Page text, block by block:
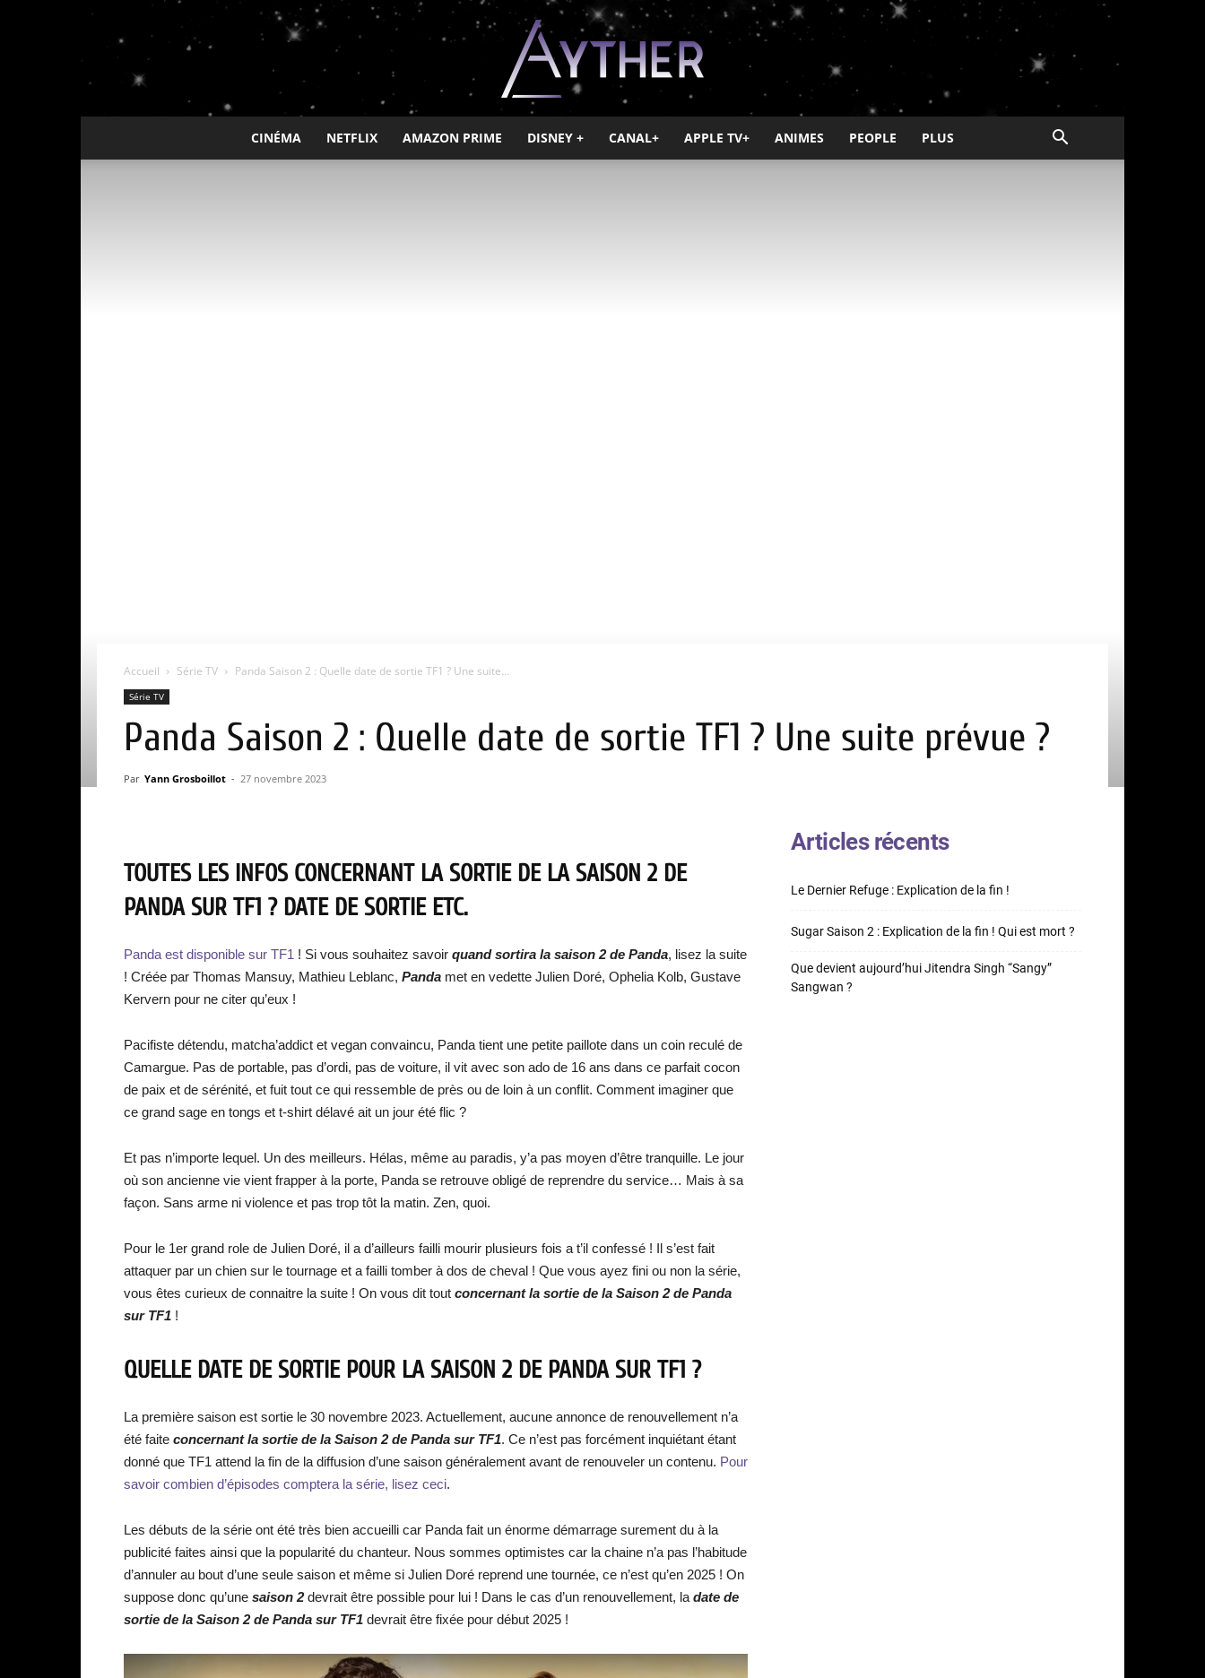
Ayther
CINÉMA NETFLIX AMAZON PRIME DISNEY + CANAL+ APPLE TV+ ANIMES PEOPLE PLUS
Accueil Série TV Panda Saison 2 : Quelle date de sortie TF1 ? Une suite...
Série TV
Panda Saison 2 : Quelle date de sortie TF1 ? Une suite prévue ?
Par Yann Grosboillot - 27 novembre 2023
TOUTES LES INFOS CONCERNANT LA SORTIE DE LA SAISON 2 DE
PANDA SUR TF1 ? DATE DE SORTIE ETC.
Panda est disponible sur TF1 ! Si vous souhaitez savoir quand sortira la saison 2 de Panda, lisez la suite
! Créée par Thomas Mansuy, Mathieu Leblanc, Panda met en vedette Julien Doré, Ophelia Kolb, Gustave
Kervern pour ne citer qu’eux !
Pacifiste détendu, matcha’addict et vegan convaincu, Panda tient une petite paillote dans un coin reculé de
Camargue. Pas de portable, pas d’ordi, pas de voiture, il vit avec son ado de 16 ans dans ce parfait cocon
de paix et de sérénité, et fuit tout ce qui ressemble de près ou de loin à un conflit. Comment imaginer que
ce grand sage en tongs et t-shirt délavé ait un jour été flic ?
Et pas n’importe lequel. Un des meilleurs. Hélas, même au paradis, y’a pas moyen d’être tranquille. Le jour
où son ancienne vie vient frapper à la porte, Panda se retrouve obligé de reprendre du service… Mais à sa
façon. Sans arme ni violence et pas trop tôt la matin. Zen, quoi.
Pour le 1er grand role de Julien Doré, il a d’ailleurs failli mourir plusieurs fois a t’il confessé ! Il s’est fait
attaquer par un chien sur le tournage et a failli tomber à dos de cheval ! Que vous ayez fini ou non la série,
vous êtes curieux de connaitre la suite ! On vous dit tout concernant la sortie de la Saison 2 de Panda
sur TF1 !
QUELLE DATE DE SORTIE POUR LA SAISON 2 DE PANDA SUR TF1 ?
La première saison est sortie le 30 novembre 2023. Actuellement, aucune annonce de renouvellement n’a
été faite concernant la sortie de la Saison 2 de Panda sur TF1. Ce n’est pas forcément inquiétant étant
donné que TF1 attend la fin de la diffusion d’une saison généralement avant de renouveler un contenu. Pour
savoir combien d’épisodes comptera la série, lisez ceci.
Les débuts de la série ont été très bien accueilli car Panda fait un énorme démarrage surement du à la
publicité faites ainsi que la popularité du chanteur. Nous sommes optimistes car la chaine n’a pas l’habitude
d’annuler au bout d’une seule saison et même si Julien Doré reprend une tournée, ce n’est qu’en 2025 ! On
suppose donc qu’une saison 2devrait être possible pour lui ! Dans le cas d’un renouvellement, la date de
sortie de la Saison 2 de Panda sur TF1 devrait être fixée pour début 2025 !
Articles récents
Le Dernier Refuge : Explication de la fin !
Sugar Saison 2 : Explication de la fin ! Qui est mort ?
Que devient aujourd’hui Jitendra Singh “Sangy”
Sangwan ?